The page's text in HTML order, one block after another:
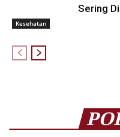
Kesehatan
Sering